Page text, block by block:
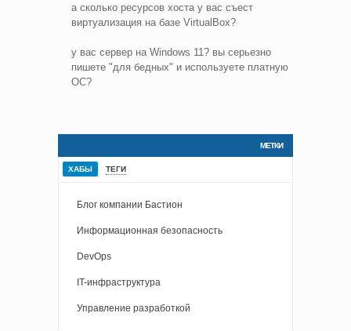
а сколько ресурсов хоста у вас съест
виртуализация на базе VirtualBox?
у вас сервер на Windows 11? вы серьезно
пишете "для бедных" и используете платную
ОС?
МЕТКИ
ХАБЫ ТЕГИ
Блог компании Бастион
Информационная безопасность
DevOps
IT-инфраструктура
Управление разработкой